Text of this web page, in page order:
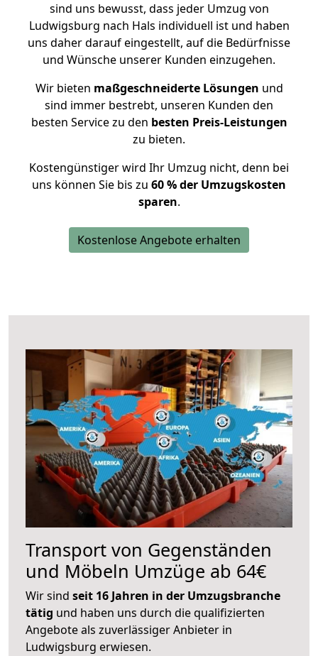
sind uns bewusst, dass jeder Umzug von
Ludwigsburg nach Hals individuell ist und haben
uns daher darauf eingestellt, auf die Bedürfnisse
und Wünsche unserer Kunden einzugehen.
Wir bieten maßgeschneiderte Lösungen und
sind immer bestrebt, unseren Kunden den
besten Service zu den besten Preis-Leistungen
zu bieten.
Kostengünstiger wird Ihr Umzug nicht, denn bei
uns können Sie bis zu 60 % der Umzugskosten
sparen.
Kostenlose Angebote erhalten
Transport von Gegenständen
und Möbeln Umzüge ab 64€
Wir sind seit 16 Jahren in der Umzugsbranche
tätig und haben uns durch die qualifizierten
Angebote als zuverlässiger Anbieter in
Ludwigsburg erwiesen.